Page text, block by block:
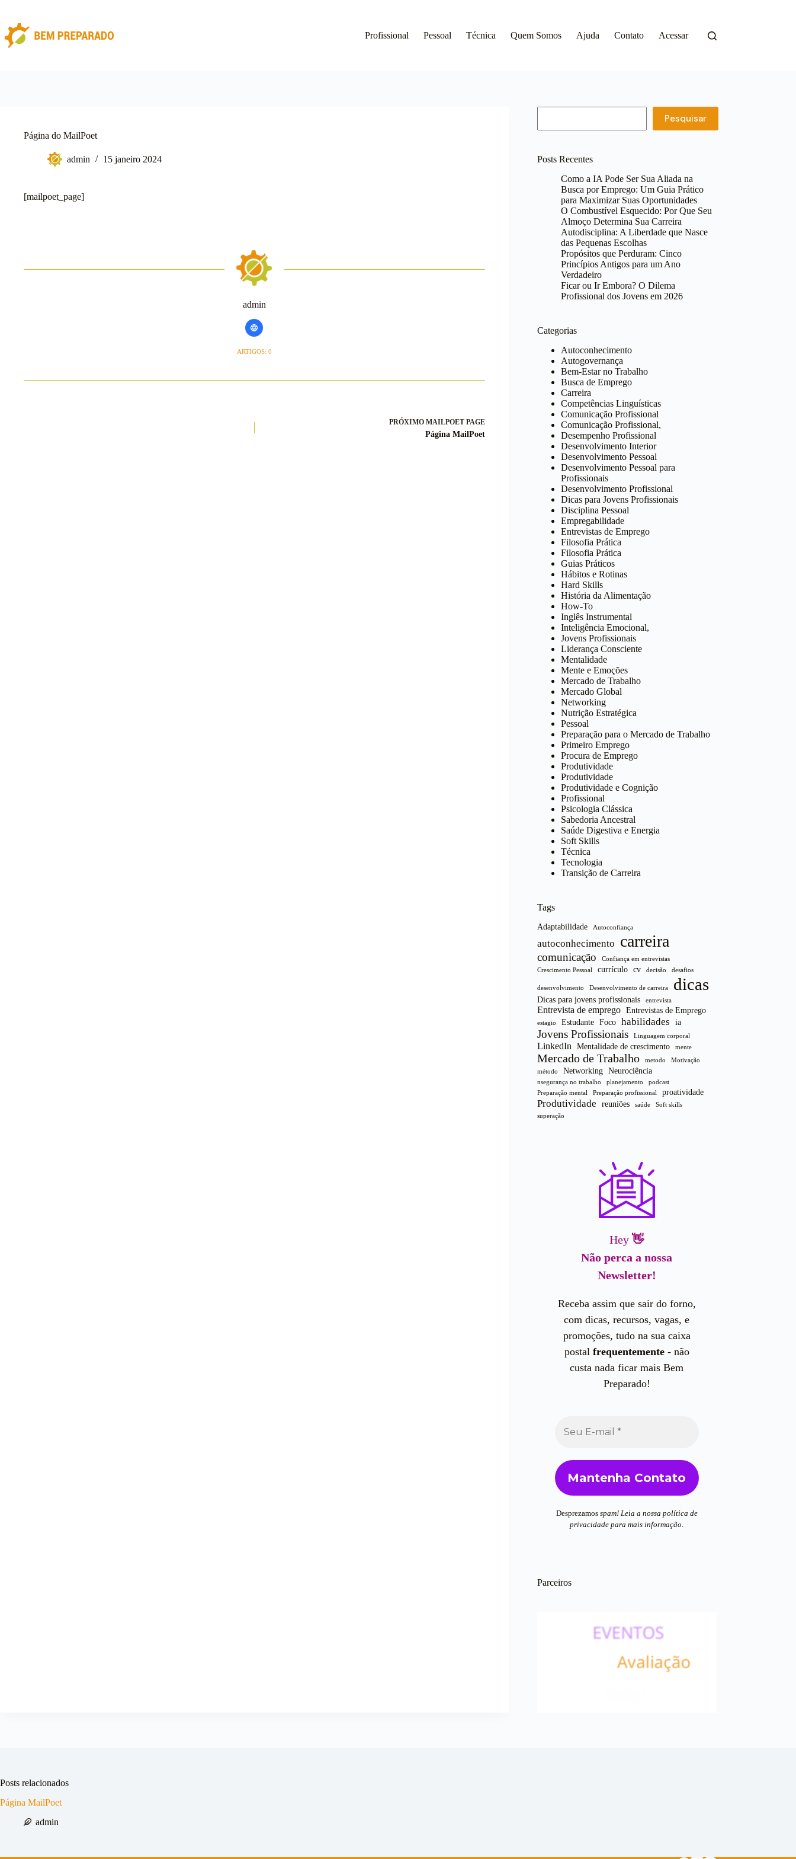
conteúdo
Profissional Pessoal Técnica Quem Somos Ajuda Contato Acessar
Página do MailPoet
admin 15 janeiro 2024
[mailpoet_page]
admin
ARTIGOS: 0
PRÓXIMO MAILPOET PAGE
Página MailPoet
Pesquisar
Posts Recentes
Como a IA Pode Ser Sua Aliada na
Busca por Emprego: Um Guia Prático
para Maximizar Suas Oportunidades
O Combustível Esquecido: Por Que Seu
Almoço Determina Sua Carreira
Autodisciplina: A Liberdade que Nasce
das Pequenas Escolhas
Propósitos que Perduram: Cinco
Princípios Antigos para um Ano
Verdadeiro
Ficar ou Ir Embora? O Dilema
Profissional dos Jovens em 2026
Categorias
Autoconhecimento
Autogovernança
Bem-Estar no Trabalho
Busca de Emprego
Carreira
Competências Linguísticas
Comunicação Profissional
Comunicação Profissional,
Desempenho Profissional
Desenvolvimento Interior
Desenvolvimento Pessoal
Desenvolvimento Pessoal para
Profissionais
Desenvolvimento Profissional
Dicas para Jovens Profissionais
Disciplina Pessoal
Empregabilidade
Entrevistas de Emprego
Filosofia Prática
Filosofia Prática
Guias Práticos
Hábitos e Rotinas
Hard Skills
História da Alimentação
How-To
Inglês Instrumental
Inteligência Emocional,
Jovens Profissionais
Liderança Consciente
Mentalidade
Mente e Emoções
Mercado de Trabalho
Mercado Global
Networking
Nutrição Estratégica
Pessoal
Preparação para o Mercado de Trabalho
Primeiro Emprego
Procura de Emprego
Produtividade
Produtividade
Produtividade e Cognição
Profissional
Psicologia Clássica
Sabedoria Ancestral
Saúde Digestiva e Energia
Soft Skills
Técnica
Tecnologia
Transição de Carreira
Tags
Adaptabilidade Autoconfiança
autoconhecimento carreira
comunicação
Confiança em entrevistas
Crescimento Pessoal
currículo cv decisão desafios
desenvolvimento Desenvolvimento de carreira dicas
Dicas para jovens profissionais entrevista
Entrevista de emprego Entrevistas de Emprego
estagio Estudante Foco habilidades ia
Jovens Profissionais Linguagem corporal
LinkedIn Mentalidade de crescimento mente
Mercado de Trabalho metodo
Motivação
método
Networking Neurociência
nsegurança no trabalho planejamento
podcast
Preparação mental
Preparação profissional proatividade
Produtividade reuniões saúde
Soft skills
superação
Hey 👋
Não perca a nossa
Newsletter!
Receba assim que sair do forno,
com dicas, recursos, vagas, e
promoções, tudo na sua caixa
postalfrequentemente- não
custa nada ficar mais Bem
Preparado!
Desprezamos spam! Leia a nossa política de
privacidade para mais informação.
Parceiros
Posts relacionados
Página MailPoet
admin